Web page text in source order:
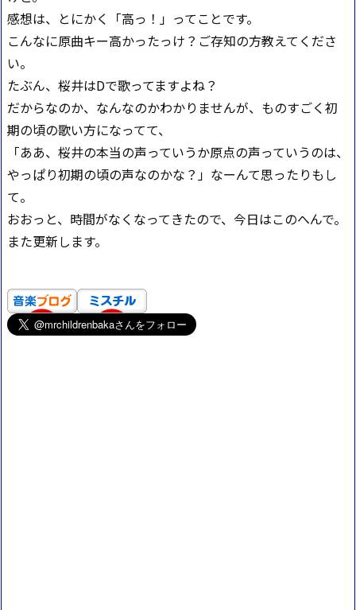
感想は、とにかく「高っ！」ってことです。
こんなに原曲キー高かったっけ？ご存知の方教えてくださ
い。
たぶん、桜井はDで歌ってますよね？
だからなのか、なんなのかわかりませんが、ものすごく初
期の頃の歌い方になってて、
「ああ、桜井の本当の声っていうか原点の声っていうのは、
やっぱり初期の頃の声なのかな？」なーんて思ったりもし
て。
おおっと、時間がなくなってきたので、今日はこのへんで。
また更新します。